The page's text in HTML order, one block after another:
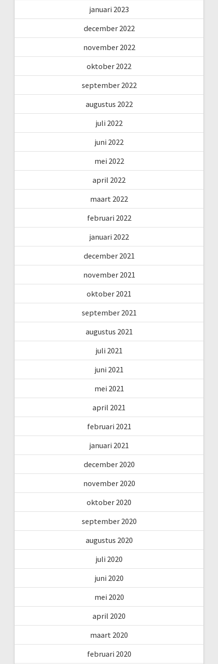
januari 2023
december 2022
november 2022
oktober 2022
september 2022
augustus 2022
juli 2022
juni 2022
mei 2022
april 2022
maart 2022
februari 2022
januari 2022
december 2021
november 2021
oktober 2021
september 2021
augustus 2021
juli 2021
juni 2021
mei 2021
april 2021
februari 2021
januari 2021
december 2020
november 2020
oktober 2020
september 2020
augustus 2020
juli 2020
juni 2020
mei 2020
april 2020
maart 2020
februari 2020